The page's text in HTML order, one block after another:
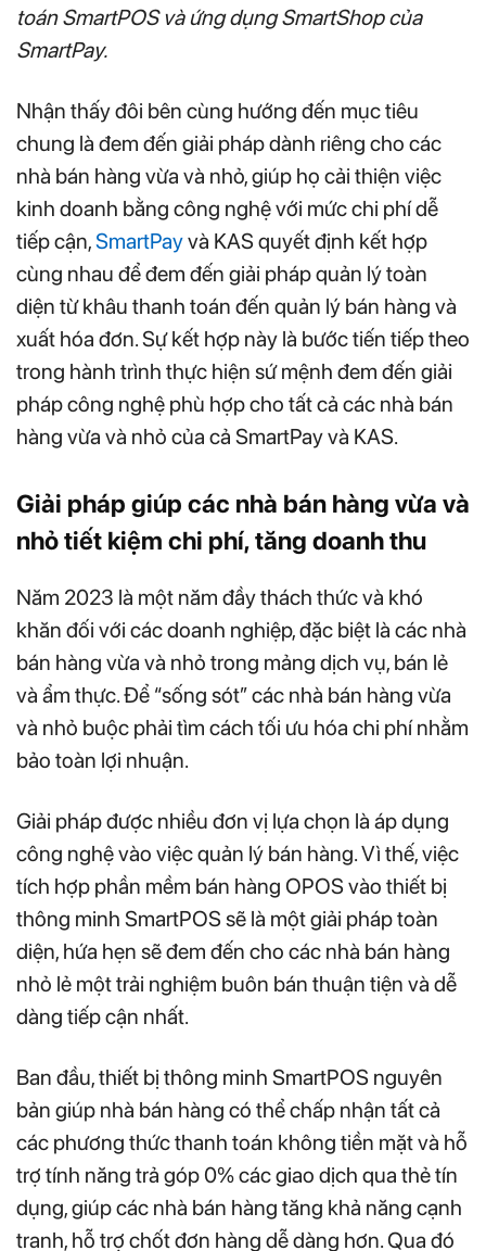
toán SmartPOS và ứng dụng SmartShop của
SmartPay.
Nhận thấy đôi bên cùng hướng đến mục tiêu
chung là đem đến giải pháp dành riêng cho các
nhà bán hàng vừa và nhỏ, giúp họ cải thiện việc
kinh doanh bằng công nghệ với mức chi phí dễ
tiếp cận,SmartPayvà KAS quyết định kết hợp
cùng nhau để đem đến giải pháp quản lý toàn
diện từ khâu thanh toán đến quản lý bán hàng và
xuất hóa đơn. Sự kết hợp này là bước tiến tiếp theo
trong hành trình thực hiện sứ mệnh đem đến giải
pháp công nghệ phù hợp cho tất cả các nhà bán
hàng vừa và nhỏ của cả SmartPay và KAS.
Giải pháp giúp các nhà bán hàng vừa và
nhỏ tiết kiệm chi phí, tăng doanh thu
Năm 2023 là một năm đầy thách thức và khó
khăn đối với các doanh nghiệp, đặc biệt là các nhà
bán hàng vừa và nhỏ trong mảng dịch vụ, bán lẻ
và ẩm thực. Để “sống sót” các nhà bán hàng vừa
và nhỏ buộc phải tìm cách tối ưu hóa chi phí nhằm
bảo toàn lợi nhuận.
Giải pháp được nhiều đơn vị lựa chọn là áp dụng
công nghệ vào việc quản lý bán hàng. Vì thế, việc
tích hợp phần mềm bán hàng OPOS vào thiết bị
thông minh SmartPOS sẽ là một giải pháp toàn
diện, hứa hẹn sẽ đem đến cho các nhà bán hàng
nhỏ lẻ một trải nghiệm buôn bán thuận tiện và dễ
dàng tiếp cận nhất.
Ban đầu, thiết bị thông minh SmartPOS nguyên
bản giúp nhà bán hàng có thể chấp nhận tất cả
các phương thức thanh toán không tiền mặt và hỗ
trợ tính năng trả góp 0% các giao dịch qua thẻ tín
dụng, giúp các nhà bán hàng tăng khả năng cạnh
tranh, hỗ trợ chốt đơn hàng dễ dàng hơn. Qua đó